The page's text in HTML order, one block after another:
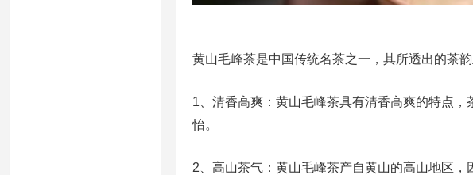
黄山毛峰茶是中国传统名茶之一，其所透出的茶
1、清香高爽：黄山毛峰茶具有清香高爽的特点
怡。
2、高山茶气：黄山毛峰茶产自黄山的高山地区，